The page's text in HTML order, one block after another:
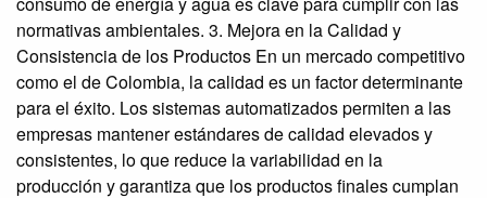
normativas ambientales. 3. Mejora en la Calidad y
Consistencia de los Productos En un mercado competitivo
como el de Colombia, la calidad es un factor determinante
para el éxito. Los sistemas automatizados permiten a las
empresas mantener estándares de calidad elevados y
consistentes, lo que reduce la variabilidad en la
producción y garantiza que los productos finales cumplan